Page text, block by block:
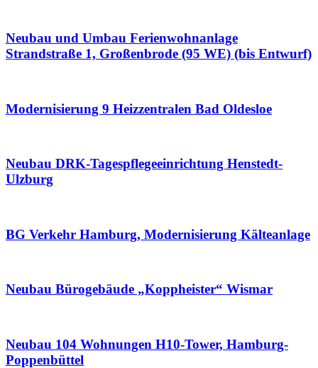
Neubau und Umbau Ferienwohnanlage
Strandstraße 1, Großenbrode (95 WE) (bis Entwurf)
Modernisierung 9 Heizzentralen Bad Oldesloe
Neubau DRK-Tagespflegeeinrichtung Henstedt-
Ulzburg
BG Verkehr Hamburg, Modernisierung Kälteanlage
Neubau Bürogebäude „Koppheister“ Wismar
Neubau 104 Wohnungen H10-Tower, Hamburg-
Poppenbüttel